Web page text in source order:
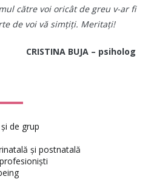
către voi oricât de greu v-ar fi
de voi vă simțiți. Meritați!
CRISTINA BUJA – psiholog
de grup
și postnatală